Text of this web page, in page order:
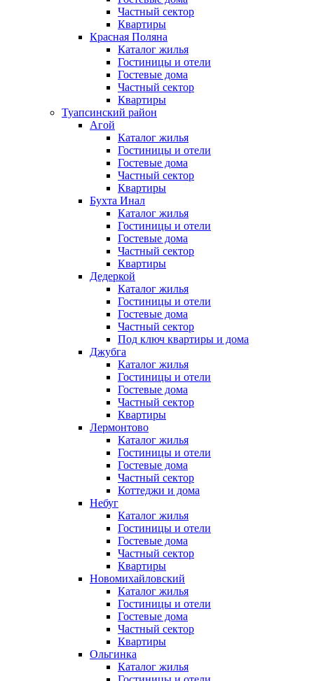
Частный сектор
Квартиры
Красная Поляна
Каталог жилья
Гостиницы и отели
Гостевые дома
Частный сектор
Квартиры
Туапсинский район
Агой
Каталог жилья
Гостиницы и отели
Гостевые дома
Частный сектор
Квартиры
Бухта Инал
Каталог жилья
Гостиницы и отели
Гостевые дома
Частный сектор
Квартиры
Дедеркой
Каталог жилья
Гостиницы и отели
Гостевые дома
Частный сектор
Под ключ квартиры и дома
Джубга
Каталог жилья
Гостиницы и отели
Гостевые дома
Частный сектор
Квартиры
Лермонтово
Каталог жилья
Гостиницы и отели
Гостевые дома
Частный сектор
Коттеджи и дома
Небуг
Каталог жилья
Гостиницы и отели
Гостевые дома
Частный сектор
Квартиры
Новомихайловский
Каталог жилья
Гостиницы и отели
Гостевые дома
Частный сектор
Квартиры
Ольгинка
Каталог жилья